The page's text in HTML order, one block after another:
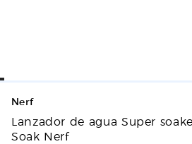
Nerf
Lanzador de agua Super
Soak Nerf